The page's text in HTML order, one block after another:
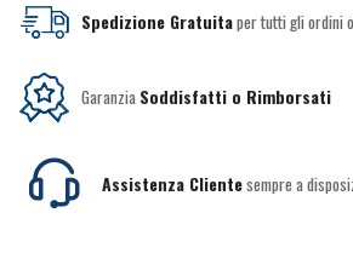
Spedizione Gratuitaper tutti gli ordini
Garanzia Soddisfatti o Rimborsati
Assistenza Clientesempre a